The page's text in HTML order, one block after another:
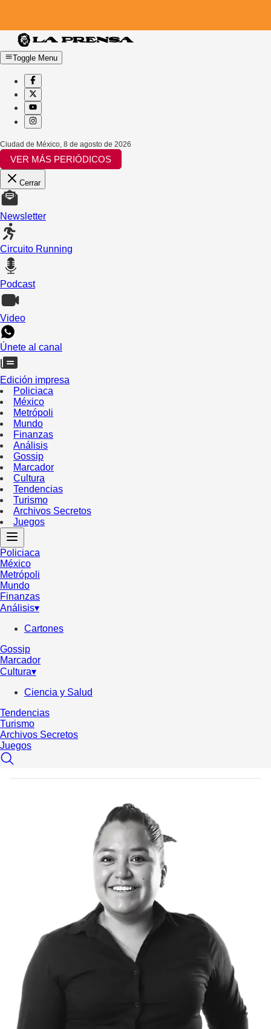
Toggle Menu
Ciudad de México 8 de agosto de 2026
VER MÁS PERIÓDICOS
Cerrar
Newsletter
Circuito Running
Podcast
Video
Únete al canal
Edición impresa
Policiaca
México
Metrópoli
Mundo
Finanzas
Análisis
Gossip
Marcador
Cultura
Tendencias
Turismo
Archivos Secretos
Juegos
Policiaca
México
Metrópoli
Mundo
Finanzas
Análisis▾
Cartones
Gossip
Marcador
Cultura▾
Ciencia y Salud
Tendencias
Turismo
Archivos Secretos
Juegos